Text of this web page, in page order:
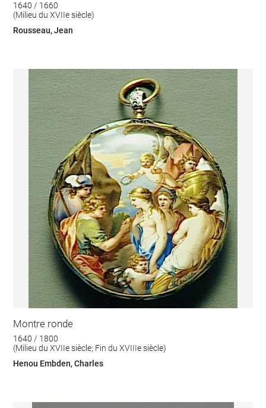
1640 / 1660
(Milieu du XVIIe siècle)
Rousseau, Jean
Montre ronde
1640 / 1800
(Milieu du XVIIe siècle; Fin du XVIIIe siècle)
Henou Embden, Charles